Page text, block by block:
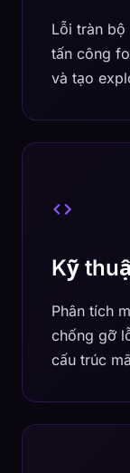
Lỗi tràn bộ
tấn công
và tạo
Kỹ
Phân tích
chống gỡ
cấu trúc mã